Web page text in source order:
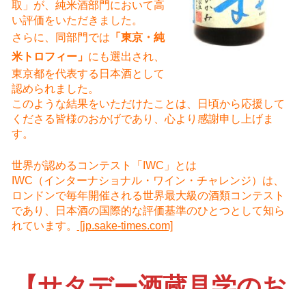
取」が、純米酒部門において高
い評価をいただきました。
さらに、同部門では 「東京・純
米トロフィー」 にも選出され、
東京都を代表する日本酒として
認められました。
このような結果をいただけたことは、日頃から応援して
くださる皆様のおかげであり、心より感謝申し上げま
す。
世界が認めるコンテスト「IWC」とは
IWC（インターナショナル・ワイン・チャレンジ）は、
ロンドンで毎年開催される世界最大級の酒類コンテスト
であり、日本酒の国際的な評価基準のひとつとして知ら
れています。
[jp.sake-times.com]